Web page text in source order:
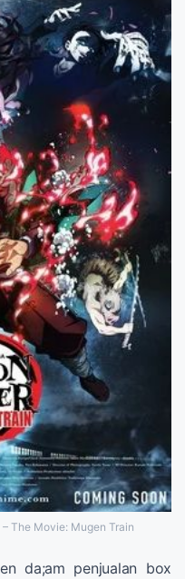
The Movie: Mugen Train
da;am penjualan box